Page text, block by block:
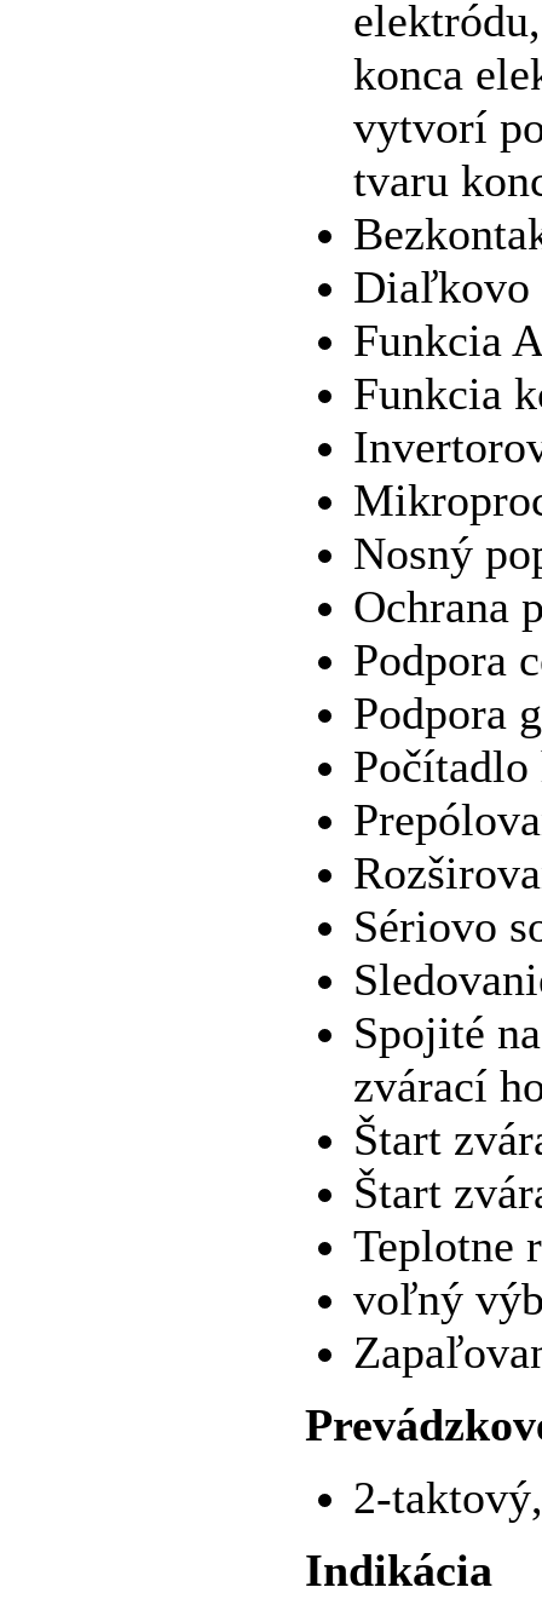
konca
vytvorí
tvaru
Diaľkovo
Funkcia
Funkcia
Nosný
Ochrana
Podpora
Podpora
Sériovo
Spojité
zvárací
Štart
Štart
Teplotne
voľný
2-
Indikácia